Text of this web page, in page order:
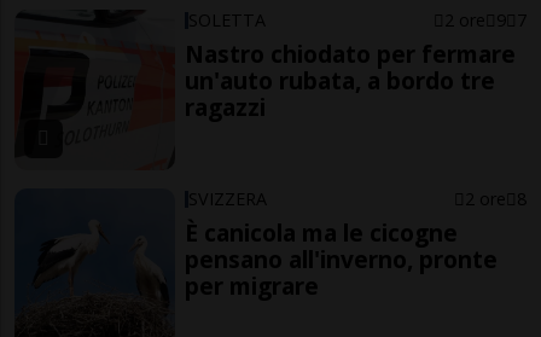
SOLETTA 2 ore 9 7
Nastro chiodato per fermare
un'auto rubata, a bordo tre
ragazzi
SVIZZERA 2 ore 8
È canicola ma le cicogne
pensano all'inverno, pronte
per migrare